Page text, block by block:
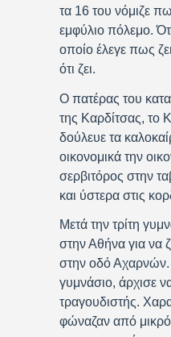
τα 16 του νόμιζε
εμφύλιο πόλεμο.
οποίο έλεγε πως
ότι ζει.
Ο πατέρας του
της Καρδίτσας, το
δούλευε τα
οικονομικά την
σερβιτόρος στην
και ύστερα στις
Μετά την τρίτη
στην Αθήνα για να
στην οδό Αχαρνών.
γυμνάσιο, άρχισε
τραγουδιστής.
φώναζαν από